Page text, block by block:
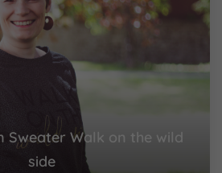
Sweater Walk on the wild
side